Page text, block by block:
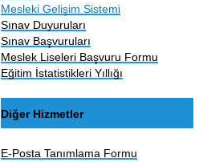
Mesleki Gelişim Sistemi
Sınav Duyuruları
Sınav Başvuruları
Meslek Liseleri Başvuru Formu
Eğitim İstatistikleri Yıllığı
Diğer Hizmetler
E-Posta Tanımlama Formu